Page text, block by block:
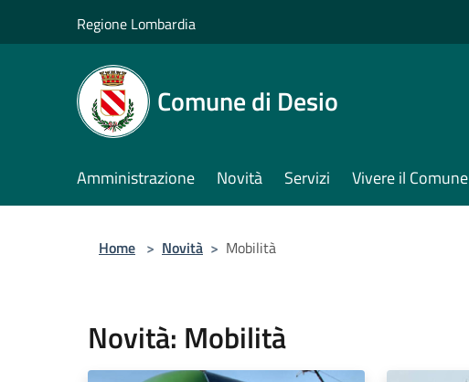
Regione Lombardia
Comune di Desio
Amministrazione Novità Servizi Vivere il Comune
Home > Novità > Mobilità
Novità: Mobilità